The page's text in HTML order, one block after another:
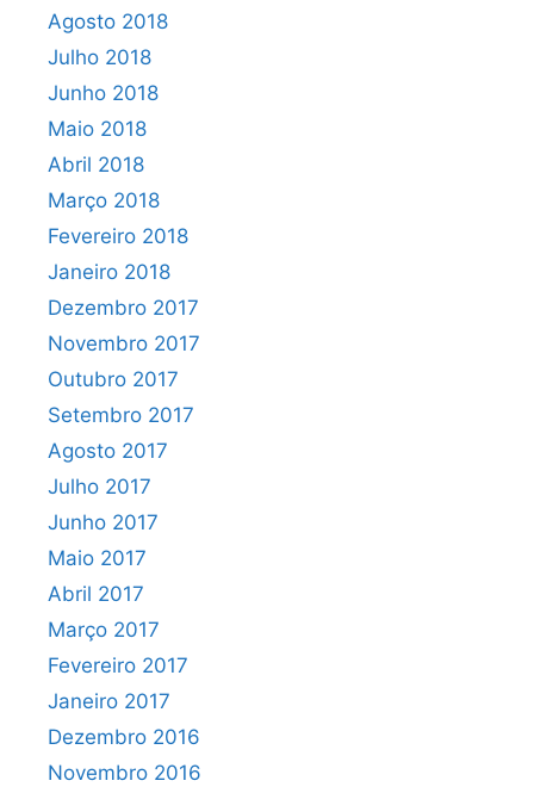
Agosto 2018
Julho 2018
Junho 2018
Maio 2018
Abril 2018
Março 2018
Fevereiro 2018
Janeiro 2018
Dezembro 2017
Novembro 2017
Outubro 2017
Setembro 2017
Agosto 2017
Julho 2017
Junho 2017
Maio 2017
Abril 2017
Março 2017
Fevereiro 2017
Janeiro 2017
Dezembro 2016
Novembro 2016